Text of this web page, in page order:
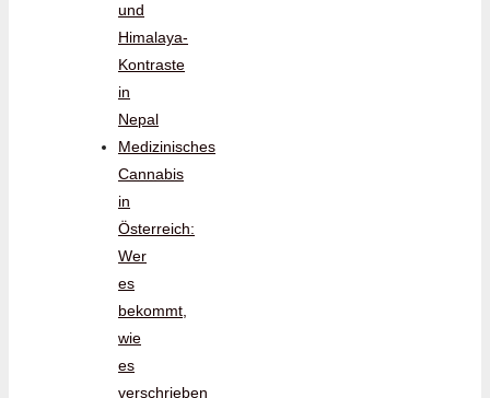
und
Himalaya-
Kontraste
in
Nepal
Medizinisches
Cannabis
in
Österreich:
Wer
es
bekommt,
wie
es
verschrieben